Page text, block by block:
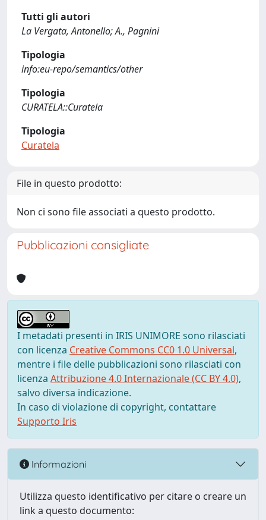
Tutti gli autori
La Vergata, Antonello; A., Pagnini
Tipologia
info:eu-repo/semantics/other
Tipologia
CURATELA::Curatela
Tipologia
Curatela
File in questo prodotto:
Non ci sono file associati a questo prodotto.
Pubblicazioni consigliate
I metadati presenti in IRIS UNIMORE sono rilasciati
con licenza Creative Commons CC0 1.0 Universal,
mentre i file delle pubblicazioni sono rilasciati con
licenza Attribuzione 4.0 Internazionale (CC BY 4.0),
salvo diversa indicazione.
In caso di violazione di copyright, contattare
Supporto Iris
Informazioni
Utilizza questo identificativo per citare o creare un
link a questo documento: